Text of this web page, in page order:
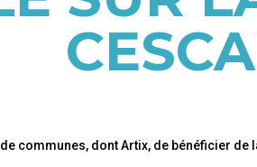
communes, dont Artix, de bénéficier de